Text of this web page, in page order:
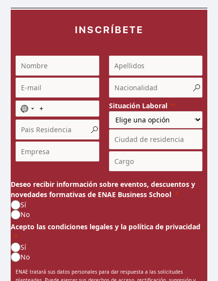
INSCRÍBETE
N
o
c
o
u
n
r
y
s
e
e
c
t
e
d
Situación Laboral
Deseo recibir información sobre eventos, descuentos y
novedades formativas de ENAE Business School
Sí
No
Acepto las condiciones legales y la política de privacidad
Sí
No
ENAE tratará sus datos personales para dar respuesta a las solicitudes